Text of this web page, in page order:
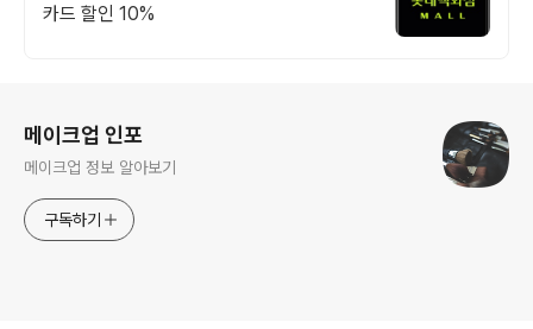
카드 할인 10%
메이크업 인포
메이크업 정보 알아보기
구독하기